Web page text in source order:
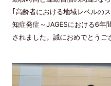
｢高齢者における地域レベルの
知症発症～JAGESにおける6年
されました。誠におめでとうご